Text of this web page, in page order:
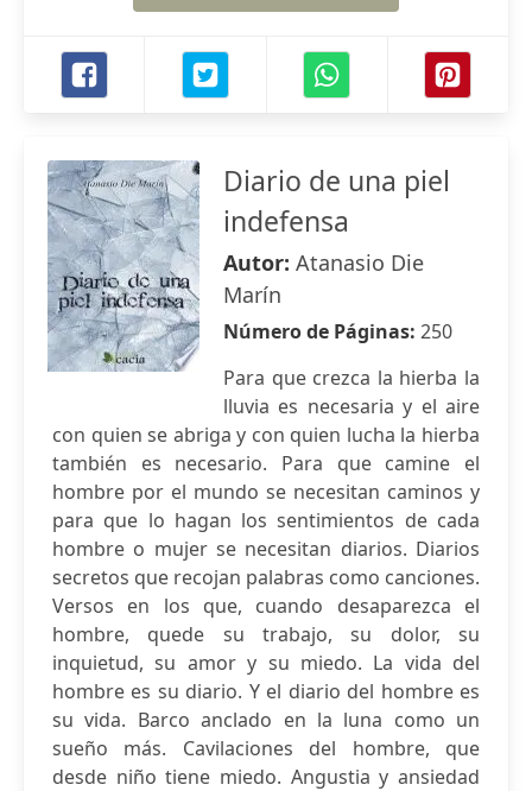
Diario de una piel
indefensa
Autor: Atanasio Die
Marín
Número de Páginas: 250
Para que crezca la hierba la
lluvia es necesaria y el aire
con quien se abriga y con quien lucha la hierba
también es necesario. Para que camine el
hombre por el mundo se necesitan caminos y
para que lo hagan los sentimientos de cada
hombre o mujer se necesitan diarios. Diarios
secretos que recojan palabras como canciones.
Versos en los que, cuando desaparezca el
hombre, quede su trabajo, su dolor, su
inquietud, su amor y su miedo. La vida del
hombre es su diario. Y el diario del hombre es
su vida. Barco anclado en la luna como un
sueño más. Cavilaciones del hombre, que
desde niño tiene miedo. Angustia y ansiedad